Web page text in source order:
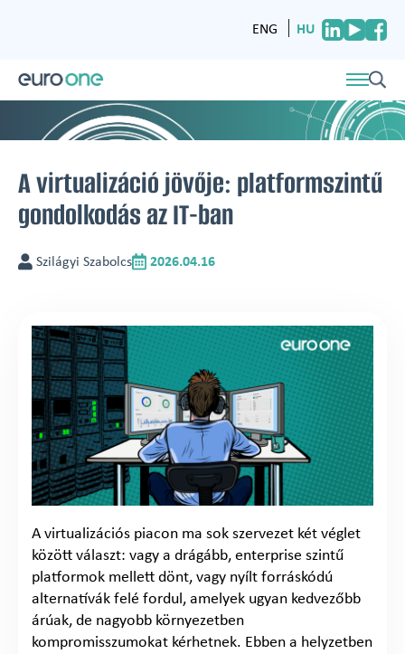
ENG HU
A virtualizáció jövője: platformszintű
gondolkodás az IT-ban
Szilágyi Szabolcs 2026.04.16
A virtualizációs piacon ma sok szervezet két véglet
között választ: vagy a drágább, enterprise szintű
platformok mellett dönt, vagy nyílt forráskódú
alternatívák felé fordul, amelyek ugyan kedvezőbb
árúak, de nagyobb környezetben
kompromisszumokat kérhetnek. Ebben a helyzetben